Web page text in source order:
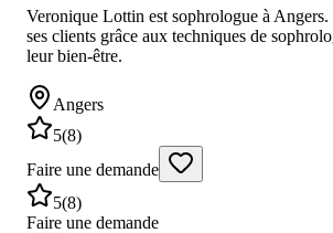
Veronique Lottin est sophrologue à
ses clients grâce aux techniques de
leur bien-être.
Angers
5(8)
Faire une demande
5(8)
Faire une demande